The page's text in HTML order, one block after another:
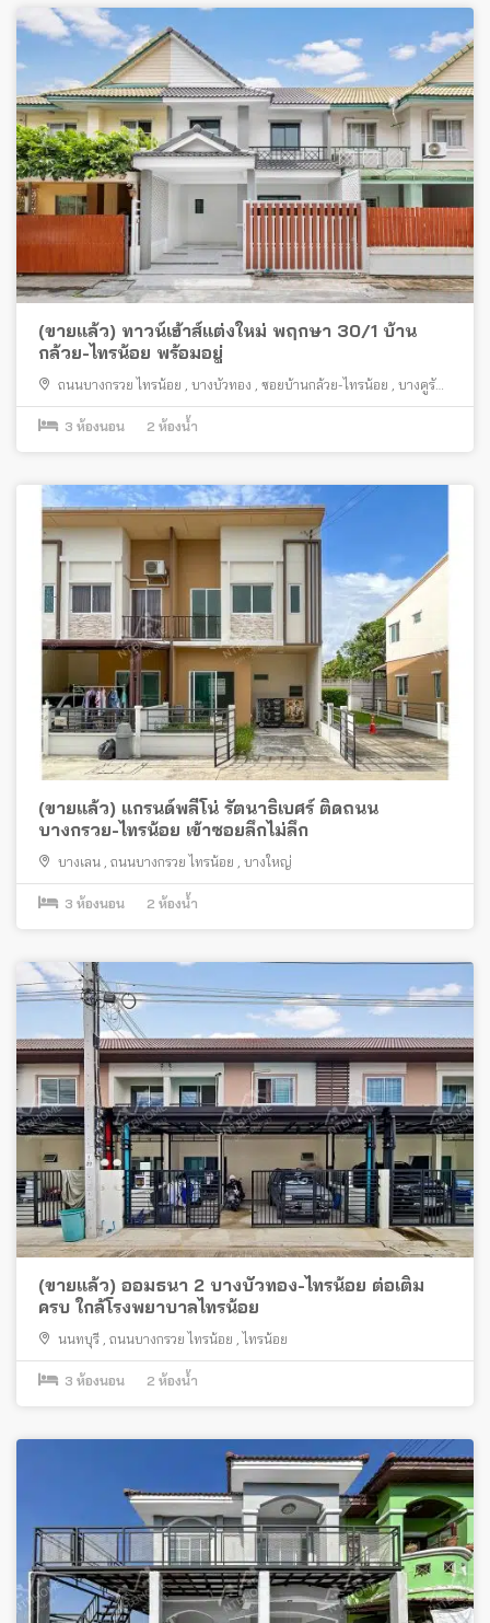
(ขายแล้ว) ทาวน์เฮ้าส์แต่งใหม่ พฤกษา 30/1 บ้าน
กล้วย-ไทรน้อย พร้อมอยู่
ถนนบางกรวย ไทรน้อย , บางบัวทอง , ซอยบ้านกล้วย-ไทรน้อย , บางคูรัด
นนทบุรี , ซอยวัดลาดปลาดุก
3 ห้องนอน 2 ห้องน้ำ
(ขายแล้ว) แกรนด์พลีโน่ รัตนาธิเบศร์ ติดถนน
บางกรวย-ไทรน้อย เข้าซอยลึกไม่ลึก
บางเลน , ถนนบางกรวย ไทรน้อย , บางใหญ่
3 ห้องนอน 2 ห้องน้ำ
(ขายแล้ว) ออมธนา 2 บางบัวทอง-ไทรน้อย ต่อเติม
ครบ ใกล้โรงพยาบาลไทรน้อย
นนทบุรี ถนนบางกรวย ไทรน้อย ไทรน้อย
3 ห้องนอน 2 ห้องน้ำ